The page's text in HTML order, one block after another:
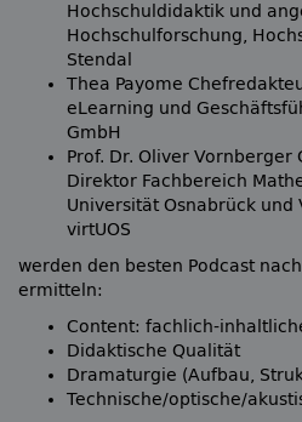
Hochschuldidaktik und
Hochschulforschung,
Stendal
Thea Payome
eLearning und
GmbH
Prof. Dr. Oliver
Direktor Fachbereich
Universität Osnabrück und
virtUOS
werden den besten Podcast
ermitteln:
Content: fachlich-
Didaktische Qualität
Dramaturgie (Aufbau,
Technische/optische/